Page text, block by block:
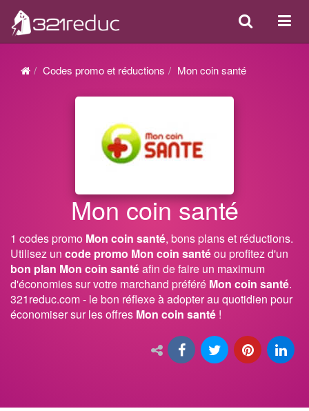
ou
Search
Codes promo et réductions Mon coin santé
Mon coin santé
1 codes promo Mon coin santé, bons plans et réductions.
Utilisez un code promo Mon coin santéou profitez d'un
bon plan Mon coin santéafin de faire un maximum
d'économies sur votre marchand préféré Mon coin santé.
321reduc.com - le bon réflexe à adopter au quotidien pour
économiser sur les offres Mon coin santé !